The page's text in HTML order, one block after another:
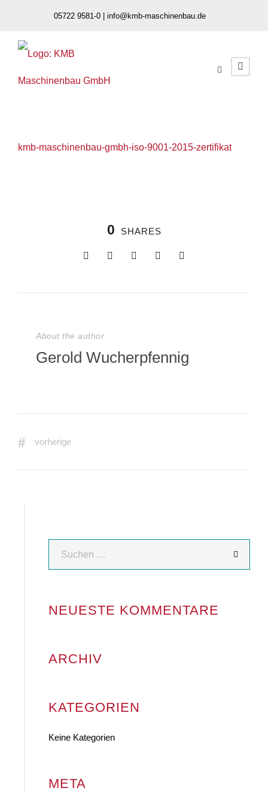
05722 9581-0 | info@kmb-maschinenbau.de
kmb-maschinenbau-gmbh-iso-9001-2015-zertifikat
0 SHARES
About the author
Gerold Wucherpfennig
vorherige
NEUESTE KOMMENTARE
ARCHIV
KATEGORIEN
Keine Kategorien
META